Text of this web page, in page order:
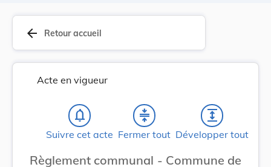
arrow_back Retour accueil
Acte en vigueur
notifications_none
Suivre cet acte
compress
Fermer tout
expand
Développer tout
Règlement communal - Commune de